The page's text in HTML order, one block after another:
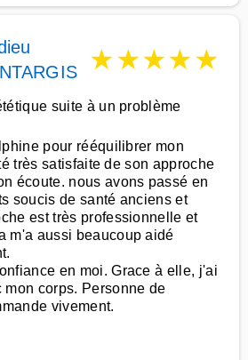
★★★★★
suite à un problème
pour rééquilibrer mon
très satisfaite de son approche
écoute. nous avons passé en
soucis de santé anciens et
est très professionnelle et
m'a aussi beaucoup aidé
en moi. Grace à elle, j'ai
mon corps. Personne de
vivement.